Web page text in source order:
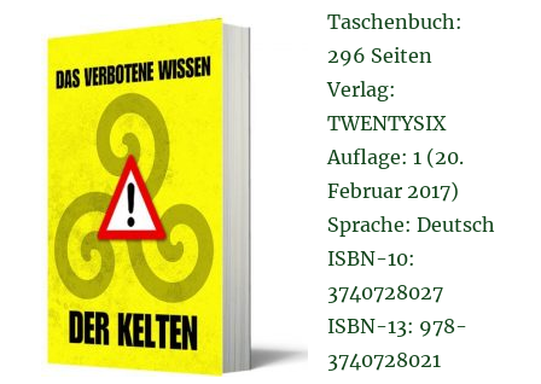
Taschenbuch:
296 Seiten
Verlag:
TWENTYSIX
Auflage: 1 (20.
Februar 2017)
Sprache: Deutsch
ISBN-10:
3740728027
ISBN-13: 978-
3740728021